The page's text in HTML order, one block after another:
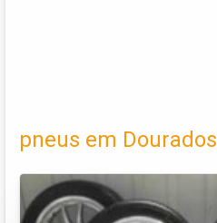
pneus em Dourados